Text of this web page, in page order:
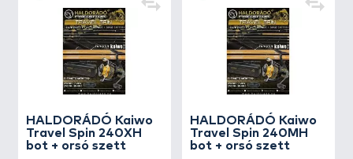
HALDORÁDÓ Kaiwo
Travel Spin 240XH
bot + orsó szett
HALDORÁDÓ Kaiwo
Travel Spin 240MH
bot + orsó szett